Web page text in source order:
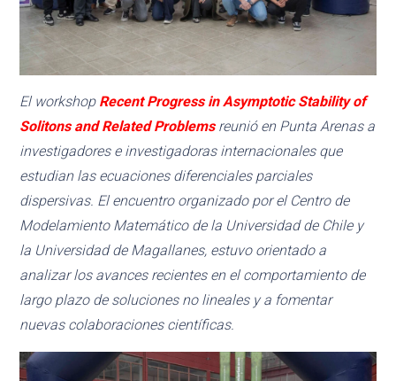
El workshop Recent Progress in Asymptotic Stability of
Solitons and Related Problemsreunió en Punta Arenas a
investigadores e investigadoras internacionales que
estudian las ecuaciones diferenciales parciales
dispersivas. El encuentro organizado por el Centro de
Modelamiento Matemático de la Universidad de Chile y
la Universidad de Magallanes, estuvo orientado a
analizar los avances recientes en el comportamiento de
largo plazo de soluciones no lineales y a fomentar
nuevas colaboraciones científicas.